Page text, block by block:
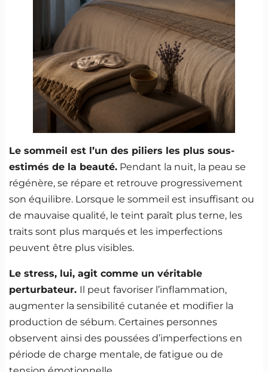
Le sommeil est l’un des piliers les plus sous-
estimés de la beauté. Pendant la nuit, la peau se
régénère, se répare et retrouve progressivement
son équilibre. Lorsque le sommeil est insuffisant ou
de mauvaise qualité, le teint paraît plus terne, les
traits sont plus marqués et les imperfections
peuvent être plus visibles.
Le stress, lui, agit comme un véritable
perturbateur. Il peut favoriser l’inflammation,
augmenter la sensibilité cutanée et modifier la
production de sébum. Certaines personnes
observent ainsi des poussées d’imperfections en
période de charge mentale, de fatigue ou de